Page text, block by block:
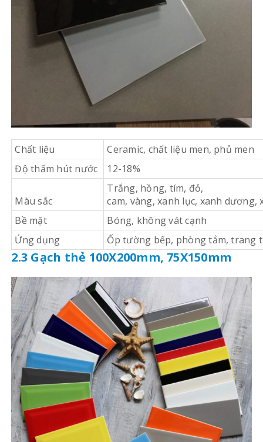
Chất liệu
Ceramic, chất liệu men, phủ men
Độ thấm hút nước
12-18%
Màu sắc
Trắng, hồng, tím, đỏ,
cam, vàng, xanh lục, xanh dương,
Bề mặt
Bóng, không vát cạnh
Ứng dụng
Ốp tường bếp, phòng tắm, trang
2.3 Gạch thẻ 100X200mm, 75X150mm